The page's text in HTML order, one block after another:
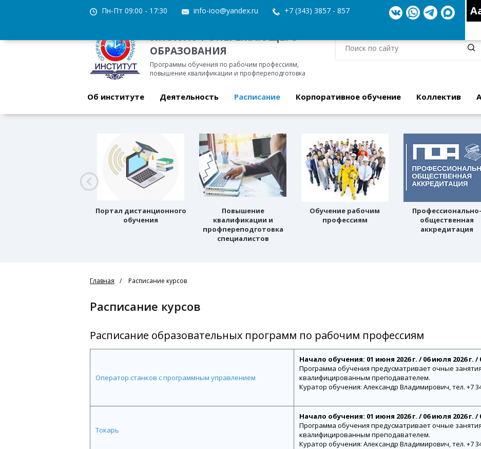
Пн-Пт 09:00 - 17:30 info-ioo@yandex.ru +7 (343) 3857 - 857
ИНСТИТУТ ОПЕРЕЖАЮЩЕГО
ОБРАЗОВАНИЯ
Программы обучения по рабочим профессиям,
повышение квалификации и профпереподготовка
Об институте Деятельность Расписание Корпоративное обучение Коллектив
Портал дистанционного
обучения
Повышение
квалификации и
профпереподготовка
специалистов
Обучение рабочим
профессиям
Профессионально-
общественная
аккредитация
Главная Расписание курсов
Расписание курсов
Расписание образовательных программ по рабочим профессиям
Оператор станков с программным управлением
Начало обучения: 01 июня 2026 г. / 06 июля 2026 г. /
Программа обучения предусматривает очные
квалифицированным преподавателем.
Куратор обучения: Александр Владимирович, тел. +7
Токарь
Начало обучения: 01 июня 2026 г. / 06 июля 2026 г. /
Программа обучения предусматривает очные
квалифицированным преподавателем.
Куратор обучения: Александр Владимирович, тел. +7